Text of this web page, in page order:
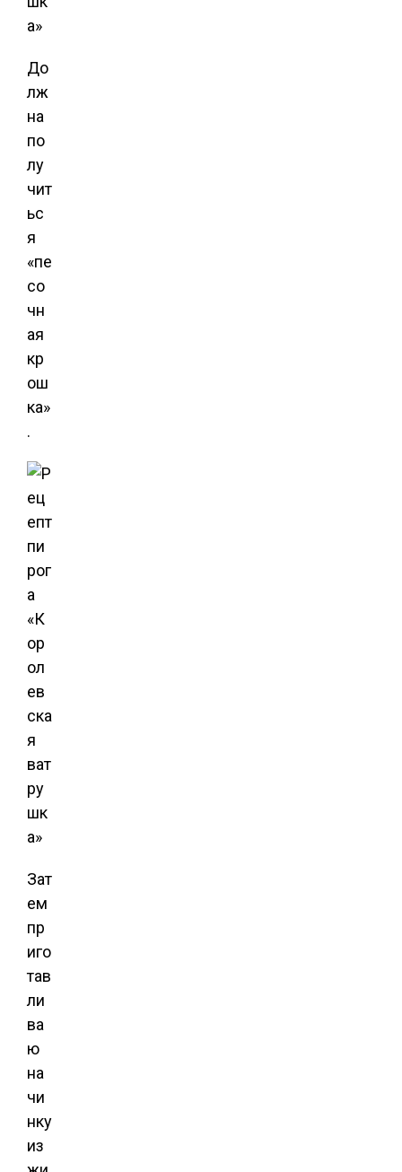
До
лж
на
по
лу
чит
ьс
я
«пе
со
чн
ая
кр
ош
ка»
.
Зат
ем
пр
иго
тав
ли
ва
ю
на
чи
нку
из